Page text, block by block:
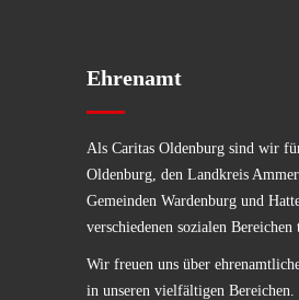
Ehrenamt
Als Caritas Oldenburg sind wir
Oldenburg, den Landkreis
Gemeinden Wardenburg und
verschiedenen sozialen Bereichen
Wir freuen uns über
in unseren vielfältigen Bereichen.